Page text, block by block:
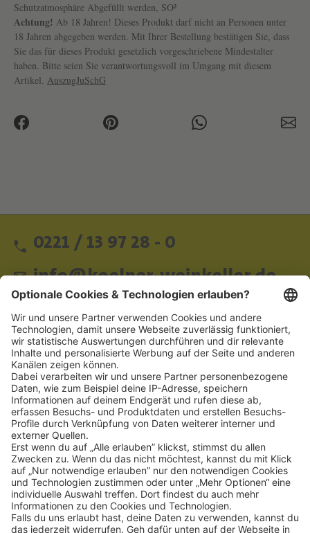
Schutzatmosphäre Abgefüllt werden, SO²
Achtung! Ab 18 Jahren! Dieses Produkt darf nicht an Personen unter
18 Jahren abgegeben werden. Mit Ihrer Bestellung bestätigen Sie, dass
Sie das für dieses Produkt gesetzlich vorgeschriebene Mindestalter
haben. Bitte seien Sie verantwortungsvoll im Umgang mit diesem
Artikel. AuszugJuSchG
0221 / 13 97 28 - 0
info@koelner-weinkeller.de
Schnellzugriff
ZAHLUNGSMETHODEN
SOCIAL
NEWSLETTER
BESUCHEN SIE UNS